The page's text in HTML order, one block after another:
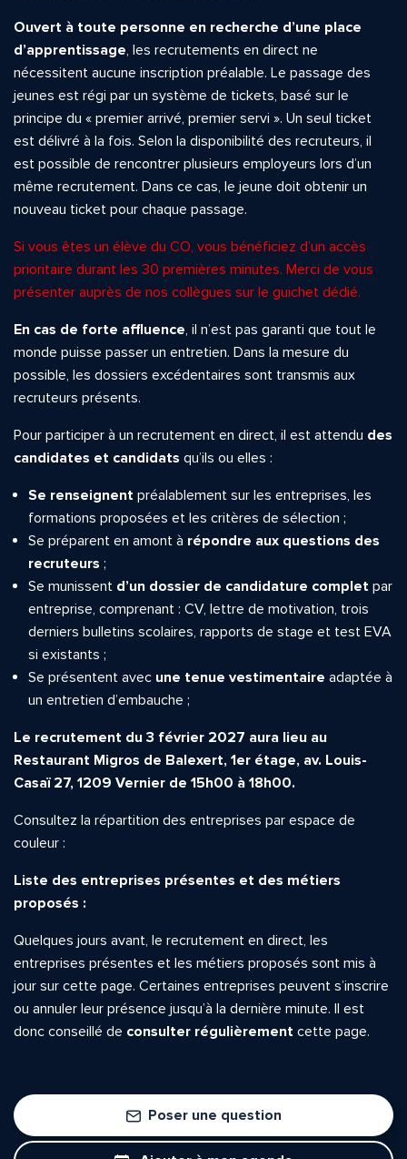
Ouvert à toute personne en recherche d’une place
d’apprentissage, les recrutements en direct ne
nécessitent aucune inscription préalable. Le passage des
jeunes est régi par un système de tickets, basé sur le
principe du « premier arrivé, premier servi ». Un seul ticket
est délivré à la fois. Selon la disponibilité des recruteurs, il
est possible de rencontrer plusieurs employeurs lors d’un
même recrutement. Dans ce cas, le jeune doit obtenir un
nouveau ticket pour chaque passage.
Si vous êtes un élève du CO, vous bénéficiez d’un accès
prioritaire durant les 30 premières minutes. Merci de vous
présenter auprès de nos collègues sur le guichet dédié.
En cas de forte affluence, il n’est pas garanti que tout le
monde puisse passer un entretien. Dans la mesure du
possible, les dossiers excédentaires sont transmis aux
recruteurs présents.
Pour participer à un recrutement en direct, il est attendu des
candidates et candidats qu’ils ou elles :
Se renseignent préalablement sur les entreprises, les
formations proposées et les critères de sélection ;
Se préparent en amont à répondre aux questions des
recruteurs ;
Se munissent d’un dossier de candidature complet par
entreprise, comprenant : CV, lettre de motivation, trois
derniers bulletins scolaires, rapports de stage et test EVA
si existants ;
Se présentent avec une tenue vestimentaire adaptée à
un entretien d’embauche ;
Le recrutement du 3 février 2027 aura lieu au
Restaurant Migros de Balexert, 1er étage, av. Louis-
Casaï 27, 1209 Vernier de 15h00 à 18h00.
Consultez la répartition des entreprises par espace de
couleur :
Liste des entreprises présentes et des métiers
proposés :
Quelques jours avant, le recrutement en direct, les
entreprises présentes et les métiers proposés sont mis à
jour sur cette page. Certaines entreprises peuvent s’inscrire
ou annuler leur présence jusqu’à la dernière minute. Il est
donc conseillé de consulter régulièrement cette page.
Poser une question